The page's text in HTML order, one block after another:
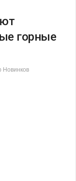
горные
Новинков